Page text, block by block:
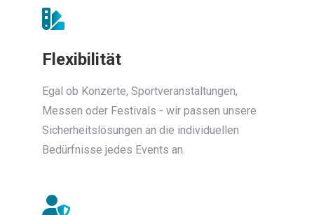
Flexibilität
Egal ob Konzerte, Sportveranstaltungen,
Messen oder Festivals - wir passen unsere
Sicherheitslösungen an die individuellen
Bedürfnisse jedes Events an.